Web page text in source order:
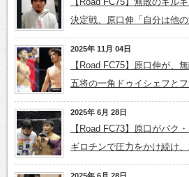
決定戦、原口伸「自分は他の
2025年 11月 04日
【Road FC75】原口伸が、
五将の一角ドゥイシェフと
2025年 6月 28日
【Road FC73】原口がパク
ギロチンで圧力をかけ続け